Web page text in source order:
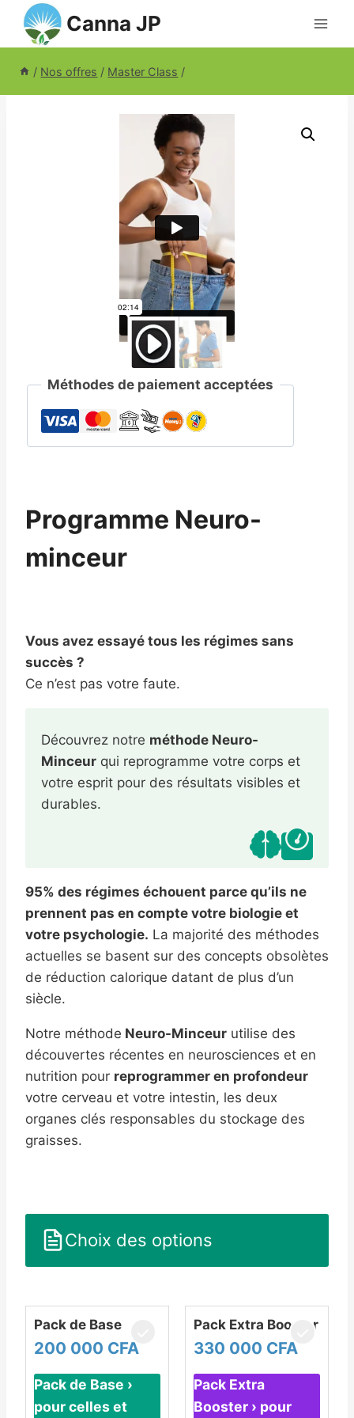
Aller
contenu
Canna JP
/ Nos offres / Master Class /
Méthodes de paiement acceptées
Programme Neuro-
minceur
Vous avez essayé tous les régimes sans
succès ?
Ce n’est pas votre faute.
Découvrez notre méthode Neuro-
Minceur qui reprogramme votre corps et
votre esprit pour des résultats visibles et
durables.
95% des régimes échouent parce qu’ils ne
prennent pas en compte votre biologie et
votre psychologie. La majorité des méthodes
actuelles se basent sur des concepts obsolètes
de réduction calorique datant de plus d’un
siècle.
Notre méthode Neuro-Minceur utilise des
découvertes récentes en neurosciences et en
nutrition pour reprogrammer en profondeur
votre cerveau et votre intestin, les deux
organes clés responsables du stockage des
graisses.
Choix des options
Pack de Base
200 000 CFA
Pack de Base ›
pour celles et
Pack Extra Booster
330 000 CFA
Pack Extra
Booster › pour